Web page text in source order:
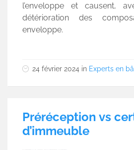
l’enveloppe et causent,
détérioration des
enveloppe.
24 février 2024 in Experts en
Préréception vs
d’immeuble